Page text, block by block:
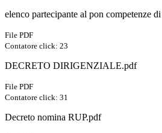
elenco partecipante al pon competenze
File PDF
Contatore click: 23
DECRETO DIRIGENZIALE.pdf
File PDF
Contatore click: 31
Decreto nomina RUP.pdf